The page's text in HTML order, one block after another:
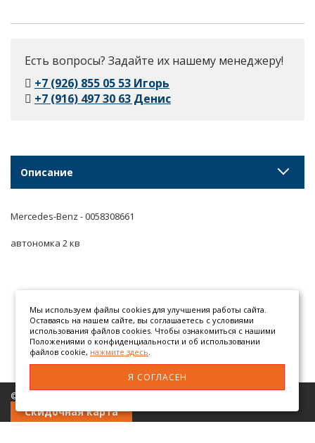
Есть вопросы? Задайте их нашему менеджеру!
+7 (926) 855 05 53 Игорь
+7 (916) 497 30 63 Денис
Описание
Mercedes-Benz - 0058308661
автономка 2 кв
© 2026 ООО «АТЕГОМАН» грузовые автозапчасти
Скидочная карта
Мы используем файлы cookies для улучшения работы сайта.
Оставаясь на нашем сайте, вы соглашаетесь с условиями
использования файлов cookies. Чтобы ознакомиться с нашими
Положениями о конфиденциальности и об использовании
файлов cookie, нажмите здесь.
Я СОГЛАСЕН